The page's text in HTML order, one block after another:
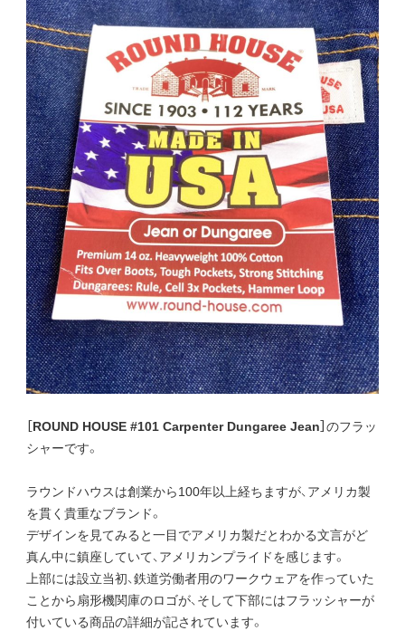
［ROUND HOUSE #101 Carpenter Dungaree Jean］のフラッ
シャーです。
ラウンドハウスは創業から100年以上経ちますが、アメリカ製
を貫く貴重なブランド。
デザインを見てみると一目でアメリカ製だとわかる文言がど
真ん中に鎮座していて、アメリカンプライドを感じます。
上部には設立当初、鉄道労働者用のワークウェアを作っていた
ことから扇形機関庫のロゴが、そして下部にはフラッシャーが
付いている商品の詳細が記されています。